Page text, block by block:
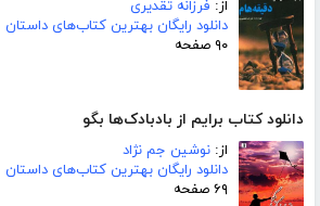
از: فرزانه تقدیری
دانلود رایگان بهترین کتاب‌های داستان
۹۰ صفحه
دانلود کتاب برایم از بادبادک‌ها بگو
از: نوشین جم نژاد
دانلود رایگان بهترین کتاب‌های داستان
۶۹ صفحه